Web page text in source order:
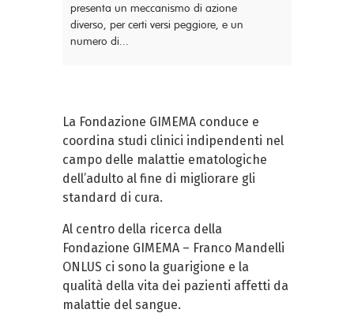
presenta un meccanismo di azione
diverso, per certi versi peggiore, e un
numero di...
La Fondazione GIMEMA conduce e
coordina studi clinici indipendenti nel
campo delle malattie ematologiche
dell’adulto al fine di migliorare gli
standard di cura.
Al centro della ricerca della
Fondazione GIMEMA – Franco Mandelli
ONLUS ci sono la guarigione e la
qualità della vita dei pazienti affetti da
malattie del sangue.